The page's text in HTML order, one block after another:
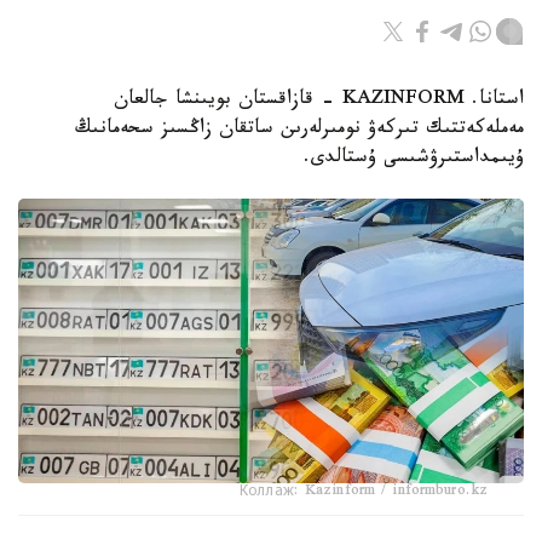
استانا. KAZINFORM - قازاقستان بويىنشا جالعان
مەملەكەتتىك تىركەۋ نومىرلەرىن ساتقان زاڭسىز سحەمانىڭ
ۇيىمداستىرۋشىسى ۇستالدى.
Коллаж: Kazinform / informburo.kz